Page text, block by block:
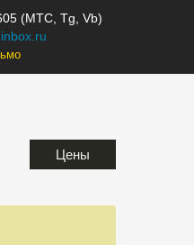
(МТС, Tg, Vb)
Цены